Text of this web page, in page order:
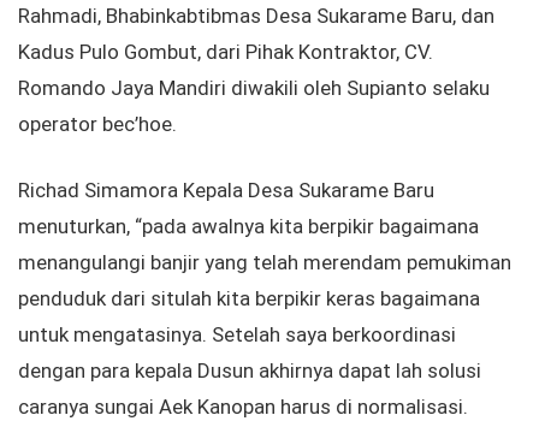
Rahmadi, Bhabinkabtibmas Desa Sukarame Baru, dan
Kadus Pulo Gombut, dari Pihak Kontraktor, CV.
Romando Jaya Mandiri diwakili oleh Supianto selaku
operator bec’hoe.
Richad Simamora Kepala Desa Sukarame Baru
menuturkan, “pada awalnya kita berpikir bagaimana
menangulangi banjir yang telah merendam pemukiman
penduduk dari situlah kita berpikir keras bagaimana
untuk mengatasinya. Setelah saya berkoordinasi
dengan para kepala Dusun akhirnya dapat lah solusi
caranya sungai Aek Kanopan harus di normalisasi.